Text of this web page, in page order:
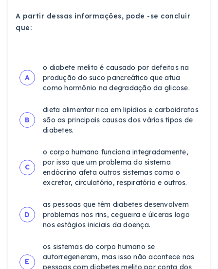
A partir dessas informações, pode -se concluir
que:
A
o diabete melito é causado por defeitos na
produção do suco pancreático que atua
como hormônio na degradação da glicose.
B
dieta alimentar rica em lipídios e carboidratos
são as principais causas dos vários tipos de
diabetes.
C
o corpo humano funciona integradamente,
por isso que um problema do sistema
endócrino afeta outros sistemas como o
excretor, circulatório, respiratório e outros.
D
as pessoas que têm diabetes desenvolvem
problemas nos rins, cegueira e úlceras logo
nos estágios iniciais da doença.
E
os sistemas do corpo humano se
autorregeneram, mas isso não acontece nas
pessoas com diabetes melito por conta dos